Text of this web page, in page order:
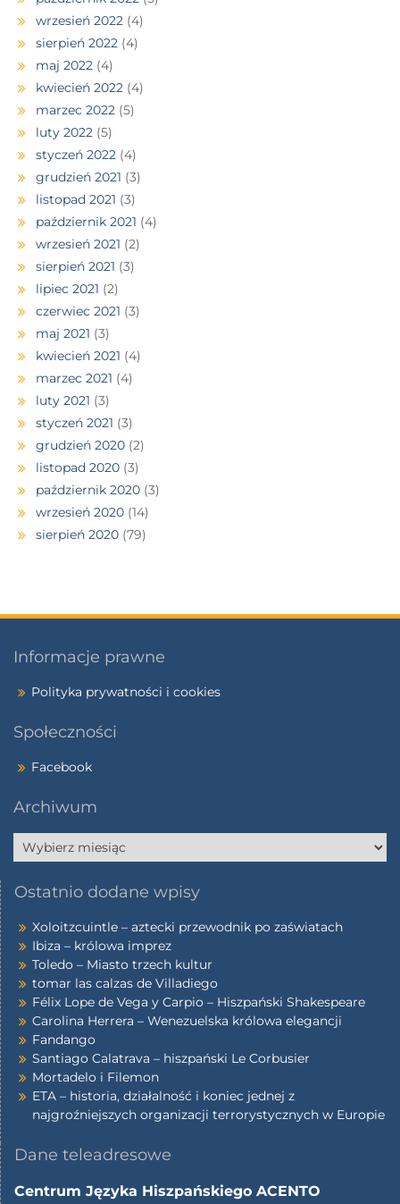
wrzesień 2022 (4)
sierpień 2022 (4)
maj 2022 (4)
kwiecień 2022 (4)
marzec 2022 (5)
luty 2022 (5)
styczeń 2022 (4)
grudzień 2021 (3)
listopad 2021 (3)
październik 2021 (4)
wrzesień 2021 (2)
sierpień 2021 (3)
lipiec 2021 (2)
czerwiec 2021 (3)
maj 2021 (3)
kwiecień 2021 (4)
marzec 2021 (4)
luty 2021 (3)
styczeń 2021 (3)
grudzień 2020 (2)
listopad 2020 (3)
październik 2020 (3)
wrzesień 2020 (14)
sierpień 2020 (79)
Informacje prawne
Polityka prywatności i cookies
Społeczności
Facebook
Archiwum
Ostatnio dodane wpisy
Xoloitzcuintle – aztecki przewodnik po zaświatach
Ibiza – królowa imprez
Toledo – Miasto trzech kultur
tomar las calzas de Villadiego
Félix Lope de Vega y Carpio – Hiszpański Shakespeare
Carolina Herrera – Wenezuelska królowa elegancji
Fandango
Santiago Calatrava – hiszpański Le Corbusier
Mortadelo i Filemon
ETA – historia, działalność i koniec jednej z
najgroźniejszych organizacji terrorystycznych w Europie
Dane teleadresowe
Centrum Języka Hiszpańskiego ACENTO